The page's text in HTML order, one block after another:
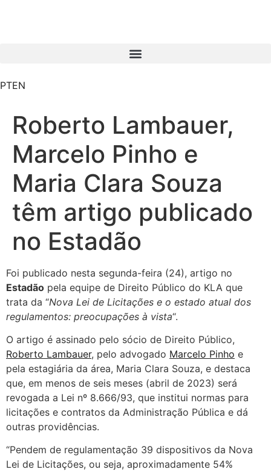
PTEN
Roberto Lambauer,
Marcelo Pinho e
Maria Clara Souza
têm artigo publicado
no Estadão
Foi publicado nesta segunda-feira (24), artigo no
Estadão pela equipe de Direito Público do KLA que
trata da “Nova Lei de Licitações e o estado atual dos
regulamentos: preocupações à vista“.
O artigo é assinado pelo sócio de Direito Público,
Roberto Lambauer, pelo advogado Marcelo Pinho e
pela estagiária da área, Maria Clara Souza, e destaca
que, em menos de seis meses (abril de 2023) será
revogada a Lei nº 8.666/93, que institui normas para
licitações e contratos da Administração Pública e dá
outras providências.
“Pendem de regulamentação 39 dispositivos da Nova
Lei de Licitações, ou seja, aproximadamente 54%